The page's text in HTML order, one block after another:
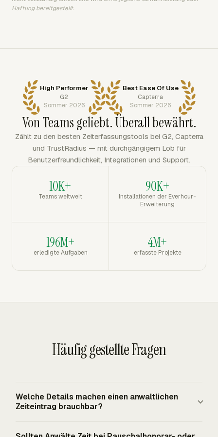
Haftung bereitgestellt.
High Performer
G2
Sommer 2026
Best Ease Of Use
Capterra
Sommer 2026
Von Teams geliebt. Überall bewährt.
Zählt zu den besten Zeiterfassungstools bei G2, Capterra
und TrustRadius — mit durchgängigem Lob für
Benutzerfreundlichkeit, Integrationen und Support.
10K+
Teams weltweit
90K+
Installationen der Everhour-
Erweiterung
196M+
erledigte Aufgaben
4M+
erfasste Projekte
Häufig gestellte Fragen
Welche Details machen einen anwaltlichen
Zeiteintrag brauchbar?